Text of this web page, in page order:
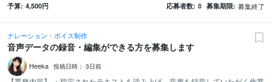
予算 4,500円 応募者数 8 募集期限 募集終了
ナレーション・ボイス制作
音声データの録音・編集ができる方を募集します
Heeka 投稿日時： 3日前